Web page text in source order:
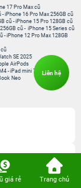
17 Pro Max cũ
- iPhone 16 Pro Max 256GB cũ
cũ-iPhone 15 Pro 128GB cũ
cũ - iPhone 15 Series cũ
-iPhone 12 Pro Max 128GB
cũ
SE 2025
AirPods
-iPad mini 7
Neo
giá rẻ Trang chủ
Liên hệ